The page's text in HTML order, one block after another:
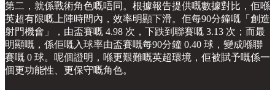
第二，就係戰術角色嘅唔同。根據報告提供嘅數據對比，佢喺
英超有限嘅上陣時間內，效率明顯下滑。佢每90分鐘嘅「創造
射門機會」，由盃賽嘅 4.98 次，下跌到聯賽嘅 3.13 次；而最
明顯嘅，係佢嘅入球率由盃賽嘅每90分鐘 0.40 球，變成喺聯
賽嘅 0 球。呢個證明，喺更艱難嘅英超環境，佢被賦予嘅係一
個更功能性、更保守嘅角色。